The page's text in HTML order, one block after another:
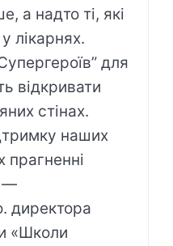
а надто ті, які
лікарнях.
для
відкривати
стінах.
наших
прагненні
—
директора
«Школи